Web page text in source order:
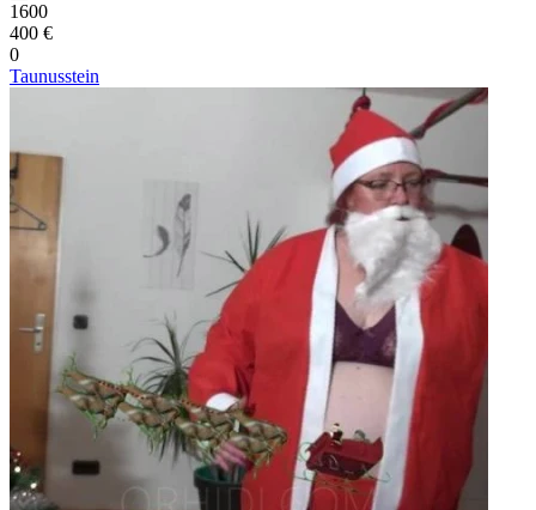
1600
400 €
0
Taunusstein